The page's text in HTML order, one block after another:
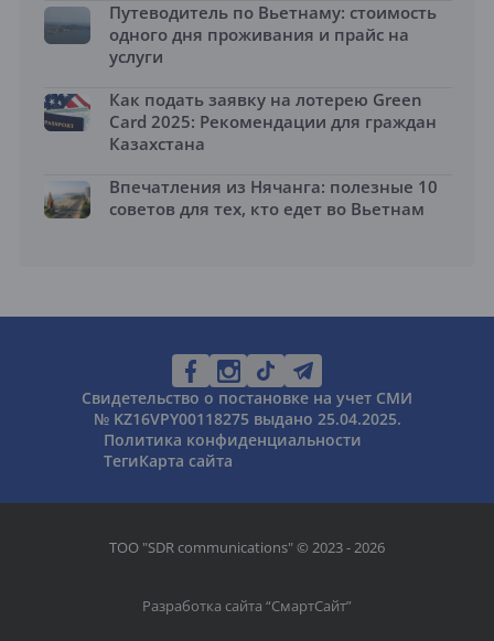
Путеводитель по Вьетнаму: стоимость
одного дня проживания и прайс на
услуги
Как подать заявку на лотерею Green
Card 2025: Рекомендации для граждан
Казахстана
Впечатления из Нячанга: полезные 10
советов для тех, кто едет во Вьетнам
Свидетельство о постановке на учет СМИ
№ KZ16VPY00118275 выдано 25.04.2025.
Политика конфиденциальности
ТегиКарта сайта
ТОО "SDR communications" © 2023 - 2026
Разработка сайта “СмартСайт”